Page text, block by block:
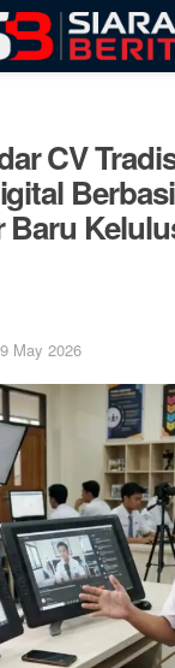
CV
Baru
May 2026